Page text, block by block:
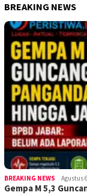
BREAKING NEWS
BREAKING NEWS Agustus
Gempa M 5,3